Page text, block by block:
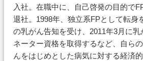
入社。在職中に、自己啓発の目的で
退社。1998年、独立系FPとして転身
の乳がん告知を受け、2011年3月に乳
ネーター資格を取得するなど、自ら
んをはじめとした病気に対する経済